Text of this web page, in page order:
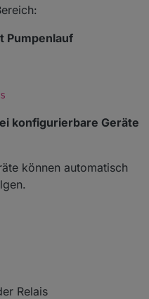
Pumpenlauf
konfigurierbare Geräte
können automatisch
Relais